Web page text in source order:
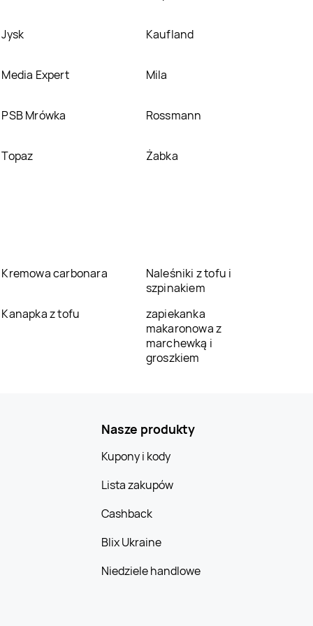
Jysk Kaufland
Media Expert Mila
PSB Mrówka Rossmann
Topaz Żabka
Kremowa carbonara
Naleśniki z tofu i
szpinakiem
Kanapka z tofu
zapiekanka
makaronowa z
marchewką i
groszkiem
Nasze produkty
Kupony i kody
Lista zakupów
Cashback
Blix Ukraine
Niedziele handlowe